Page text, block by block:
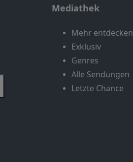
Mediathek
Mehr entdecken
Exklusiv
Genres
Alle Sendungen
Letzte Chance